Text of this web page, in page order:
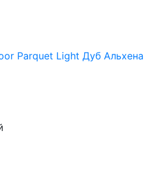
Parquet Light Дуб Альхена